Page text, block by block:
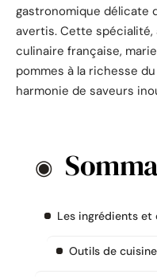
gastronomique délicate
avertis. Cette
culinaire française,
pommes à la richesse
harmonie de saveurs
Les ingrédients et
Outils de cuisine